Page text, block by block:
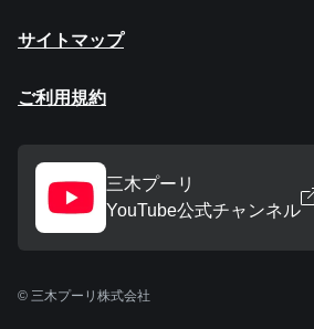
サイトマップ
ご利用規約
三木プーリ
YouTube公式チャンネル
© 三木プーリ株式会社